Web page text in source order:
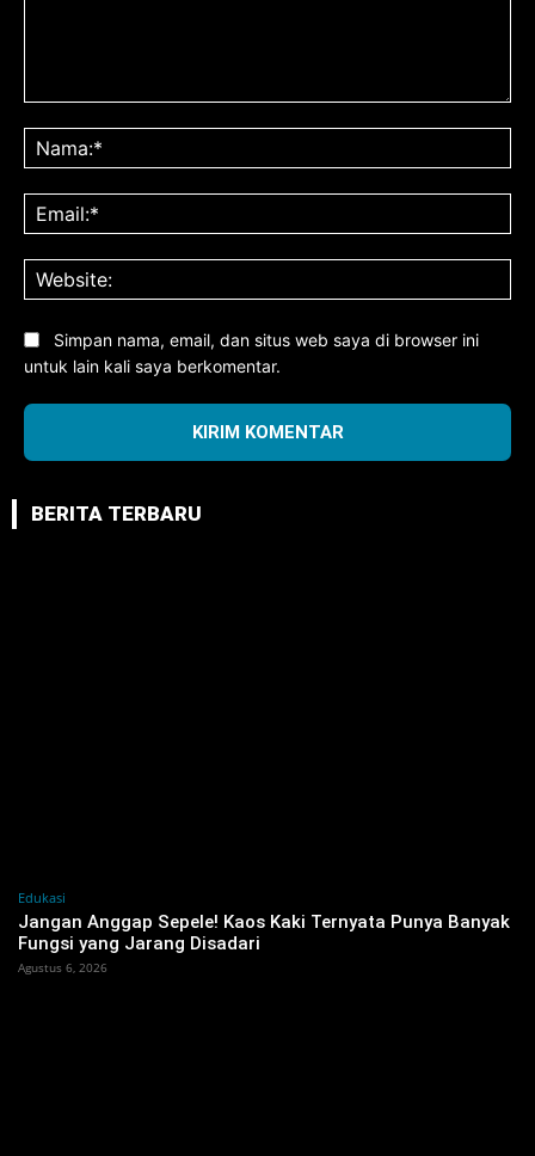
Simpan nama, email, dan situs web saya di browser ini
untuk lain kali saya berkomentar.
BERITA TERBARU
Edukasi
Jangan Anggap Sepele! Kaos Kaki Ternyata Punya Banyak
Fungsi yang Jarang Disadari
Agustus 6, 2026